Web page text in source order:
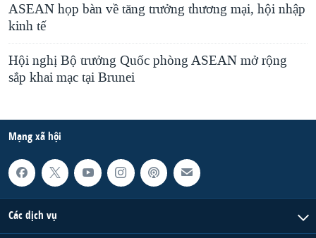
ASEAN họp bàn về tăng trưởng thương mại, hội nhập
kinh tế
Hội nghị Bộ trưởng Quốc phòng ASEAN mở rộng
sắp khai mạc tại Brunei
Mạng xã hội
Các dịch vụ